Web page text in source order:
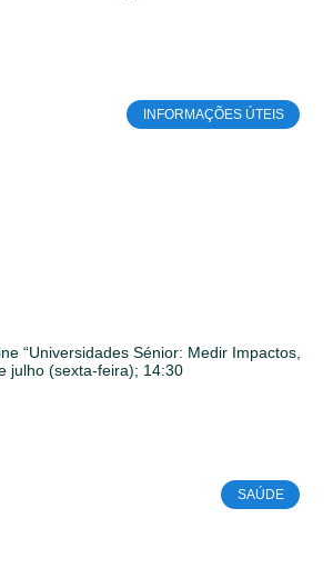
INFORMAÇÕES ÚTEIS
“Universidades Sénior: Medir Impactos,
julho (sexta-feira); 14:30
SAÚDE